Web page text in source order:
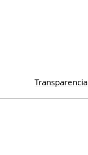
Transparencia